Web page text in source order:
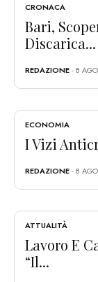
CRONACA
Bari,
Discarica...
REDAZIONE- 8
ECONOMIA
I Vizi
REDAZIONE- 8
ATTUALITÀ
Lavoro E
“Il...